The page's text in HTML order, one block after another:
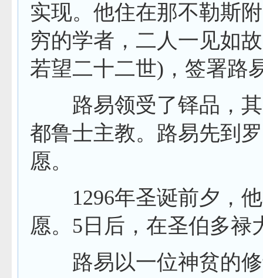
实现。他住在那不勒斯
穷的学者，二人一见如
若望二十二世) ，签署路
路易领受了铎品，其
都鲁士主教。路易先到
愿。
1296年圣诞前夕，
愿。 5 日后，在圣伯多禄
路易以一位神贫的修